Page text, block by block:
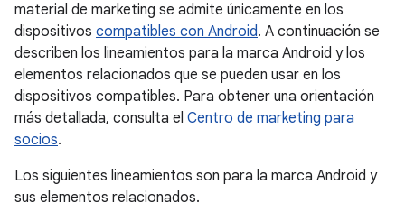
material de marketing se admite únicamente en los
dispositivos compatibles con Android. A continuación se
describen los lineamientos para la marca Android y los
elementos relacionados que se pueden usar en los
dispositivos compatibles. Para obtener una orientación
más detallada, consulta el Centro de marketing para
socios.
Los siguientes lineamientos son para la marca Android y
sus elementos relacionados.